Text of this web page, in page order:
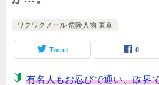
ワクワクメール 危険人物 東京
Tweet 0
有名人もお忍びで通い、政界